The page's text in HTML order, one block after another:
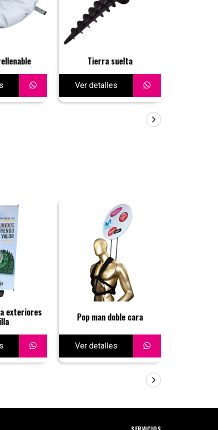
Tierra suelta
Ver detalles
exteriores Pop man doble cara
Ver detalles